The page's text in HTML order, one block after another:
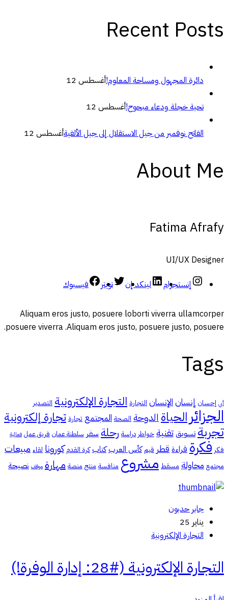
Recent Posts
دائرة المجهول ومساحة المعلوم!أغسطس 12
تحية خجلة ودعاء مبحوح!أغسطس 12
الفاتح نوفمبر من جيل الاستقلال إلى جيل الألفيةأغسطس 12
About Me
Fatima Afrafy
UI/UX Designer
إنستجرام
لينكد إن تويتر فيسبوك
Aliquam eros justo, posuere loborti viverra ullamcorper
posuere viverra .Aliquam eros justo, posuere justo, posuere.
Tags
أبي إحسان إنسانالإنسان التجارة التجارة الإلكترونية التصدير
الجزائر الحياةالدوحة الصحة المجتمع تجارة تجارة إلكترونية
تجربة تسويقتقنية خواطر دراسة رحلة سفر سلطنة عمان فريق عمل فعالية
فكر فكرة قراءة قطر قيم كأس العرب كتاب كرة القدم كورونا لقاء مبيعات
مجتمع محاولة مسقط مشروع منافسة منتج منصة مهارة موقف نصيحة
جابر حدبون
يناير 25
التجارة الإلكترونية
التجارة الإلكترونية (#28: إدارة الوفرة!)